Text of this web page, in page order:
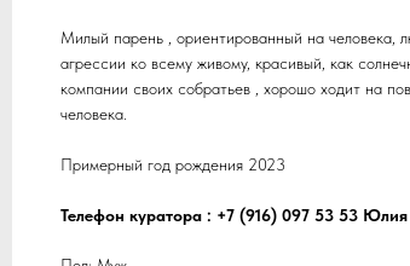
Милый парень , ориентированный на человека,
агрессии ко всему живому, красивый, как
компании своих собратьев , хорошо ходит на
человека.
Примерный год рождения 2023
Телефон куратора : +7 (916) 097 53 53 Юлия